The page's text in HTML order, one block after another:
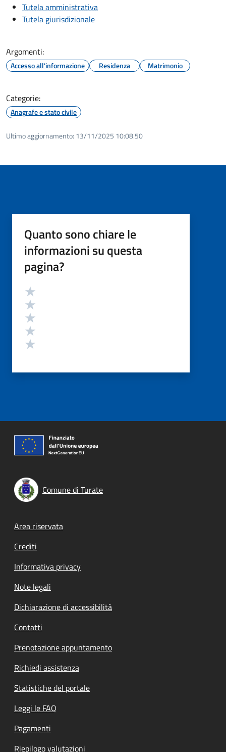
Tutela amministrativa
Tutela giurisdizionale
Argomenti:
Accesso all'informazione Residenza Matrimonio
Categorie:
Anagrafe e stato civile
Ultimo aggiornamento: 13/11/2025 10:08.50
Quanto sono chiare le
informazioni su questa
pagina?
Valutazione
Comune di Turate
Footer menu
Area riservata
Crediti
Informativa privacy
Note legali
Dichiarazione di accessibilità
Contatti
Prenotazione appuntamento
Richiedi assistenza
Statistiche del portale
Leggi le FAQ
Pagamenti
Riepilogo valutazioni